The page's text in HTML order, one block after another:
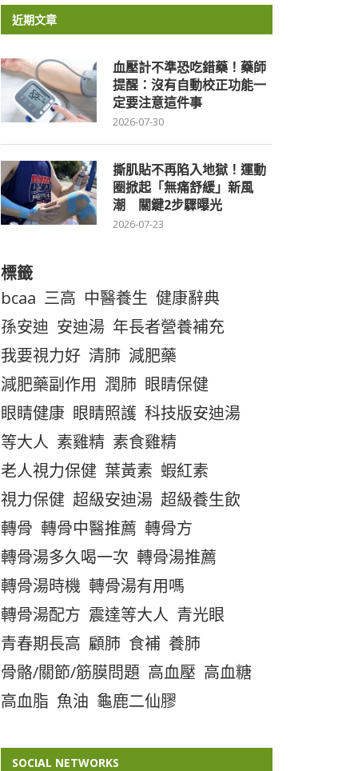
近期文章
血壓計不準恐吃錯藥！藥師
提醒：沒有自動校正功能一
定要注意這件事
2026-07-30
撕肌貼不再陷入地獄！運動
圈掀起「無痛舒緩」新風
潮 關鍵2步驟曝光
2026-07-23
標籤
bcaa 三高 中醫養生 健康辭典
孫安迪 安迪湯 年長者營養補充
我要視力好 清肺 減肥藥
減肥藥副作用 潤肺 眼睛保健
眼睛健康 眼睛照護 科技版安迪湯
等大人 素雞精 素食雞精
老人視力保健 葉黃素 蝦紅素
視力保健 超級安迪湯 超級養生飲
轉骨 轉骨中醫推薦 轉骨方
轉骨湯多久喝一次 轉骨湯推薦
轉骨湯時機 轉骨湯有用嗎
轉骨湯配方 震達等大人 青光眼
青春期長高 顧肺 食補 養肺
骨骼/關節/筋膜問題 高血壓 高血糖
高血脂 魚油 龜鹿二仙膠
SOCIAL NETWORKS